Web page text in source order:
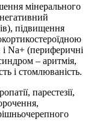
мінерального
негативний
підвищення
Na+ (периферичні
– аритмія,
і стомлюваність.
парестезії,